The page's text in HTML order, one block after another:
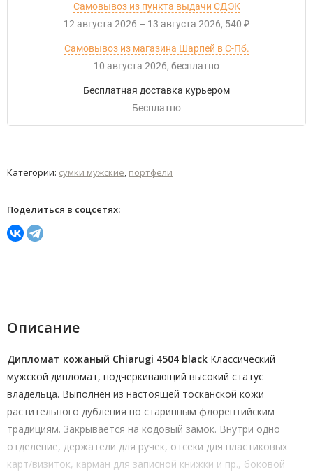
Самовывоз из пункта выдачи СДЭК
12 августа 2026 – 13 августа 2026 540 ₽
Самовывоз из магазина Шарпей в С-Пб.
10 августа 2026
Бесплатно
Бесплатная доставка курьером
Бесплатно
Категории: сумки мужские, портфели
Поделиться в соцсетях:
Описание
Дипломат кожаный Chiarugi 4504 black Классический
мужской дипломат, подчеркивающий высокий статус
владельца. Выполнен из настоящей тосканской кожи
растительного дубления по старинным флорентийским
традициям. Закрывается на кодовый замок. Внутри одно
отделение, держатели для ручек, отсеки для пластиковых
карт/визиток, карман для записной книжки и пр., боковой